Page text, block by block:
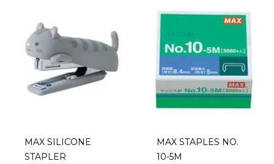
MAX SILICONE
STAPLER
MAX STAPLES NO.
10-5M